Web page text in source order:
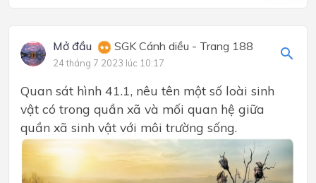
Mở đầu SGK Cánh diều - Trang 188
24 tháng 7 2023 lúc 10:17
Quan sát hình 41.1, nêu tên một số loài sinh
vật có trong quần xã và mối quan hệ giữa
quần xã sinh vật với môi trường sống.